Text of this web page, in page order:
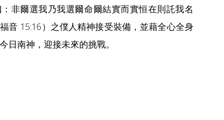
非爾選我乃我選爾命爾結實而實恒在則託我名
音 15:16）之僕人精神接受裝備，並藉全心全身
日南神，迎接未來的挑戰。